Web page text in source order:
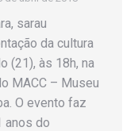
sarau
da cultura
(21), às 18h, na
MACC – Museu
O evento faz
anos do